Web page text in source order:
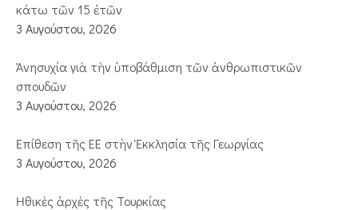
κάτω τῶν 15 ἐτῶν
3 Αυγούστου, 2026
Ἀνησυχία γιὰ τὴν ὑποβάθμιση τῶν ἀνθρωπιστικῶν
σπουδῶν
3 Αυγούστου, 2026
Ἐπίθεση τῆς ΕΕ στὴν Ἐκκλησία τῆς Γεωργίας
3 Αυγούστου, 2026
Ἠθικὲς ἀρχὲς τῆς Τουρκίας